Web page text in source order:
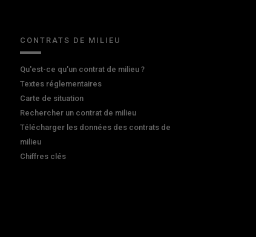
CONTRATS DE MILIEU
Qu'est-ce qu'un contrat de milieu ?
Textes réglementaires
Carte de situation
Rechercher un contrat de milieu
Télécharger les données des contrats de
milieu
Chiffres clés